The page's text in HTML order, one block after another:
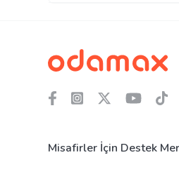
Misafirler İçin Destek